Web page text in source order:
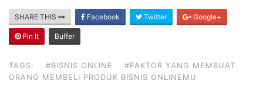
c
e
b
o
o
st
o
d
o
n
ai
l
ar
e
SHARE THIS Facebook Twitter Google+
Pin It Buffer
TAGS: #BISNIS ONLINE
#FAKTOR YANG MEMBUAT
ORANG MEMBELI PRODUK BISNIS ONLINEMU